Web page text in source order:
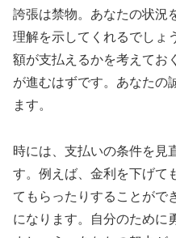
誇張は禁物。あなたの状況
理解を示してくれるでしょ
額が支払えるかを考えてお
が進むはずです。あなたの
ます。
時には、支払いの条件を見
す。例えば、金利を下げて
てもらったりすることがで
になります。自分のために